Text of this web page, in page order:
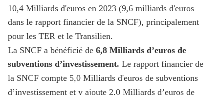
10,4 Milliards d'euros en 2023 (9,6 milliards d'euros
dans le rapport financier de la SNCF), principalement
pour les TER et le Transilien.
La SNCF a bénéficié de 6,8 Milliards d’euros de
subventions d’investissement. Le rapport financier de
la SNCF compte 5,0 Milliards d'euros de subventions
d’investissement et y ajoute 2,0 Milliards d’euros de